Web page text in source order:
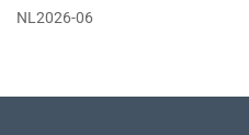
NL2026-06